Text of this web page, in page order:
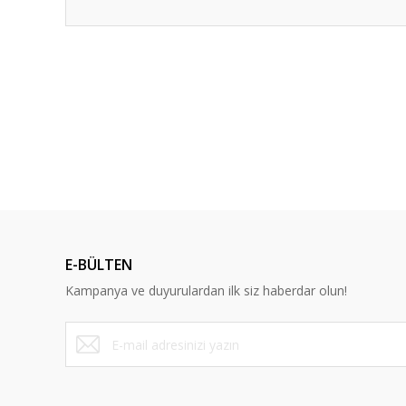
E-BÜLTEN
Kampanya ve duyurulardan ilk siz haberdar olun!